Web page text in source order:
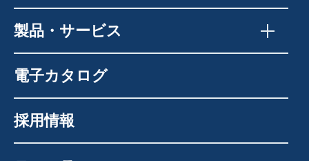
製品・サービス
電子カタログ
採用情報